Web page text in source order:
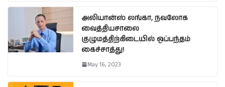
அலியான்ஸ் லங்கா, நவலோக
வைத்தியசாலை
குழுமத்திற்கிடையில் ஒப்பந்தம்
கைச்சாத்து!
May 16, 2023